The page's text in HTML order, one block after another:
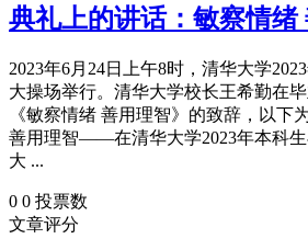
典礼上的讲话：敏察情绪
2023年6月24日上午8时，清华大学
大操场举行。清华大学校长王希勤在
《敏察情绪 善用理智》的致辞，以下
善用理智——在清华大学2023年本科
大 ...
0 0 投票数
文章评分